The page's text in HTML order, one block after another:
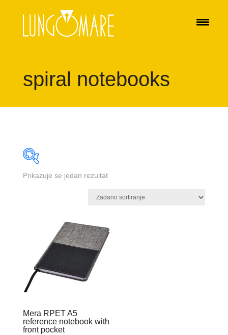
spiral notebooks
Prikazuje se jedan rezultat
Mera RPET A5
reference notebook with
front pocket